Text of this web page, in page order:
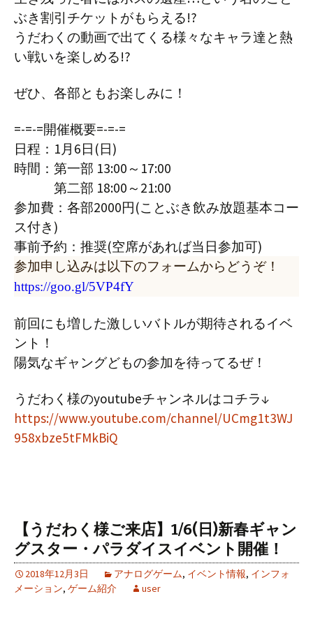
ぶき割引チケットがもらえる!?
うだわくの動画で出てくる様々なキャラ達と熱
い戦いを楽しめる!?
ぜひ、各部ともお楽しみに！
=-=-=開催概要=-=-=
日程：1月6日(日)
時間：第一部 13:00～17:00
第二部 18:00～21:00
参加費：各部2000円(ことぶき飲み放題基本コー
ス付き)
事前予約：推奨(空席があれば当日参加可)
参加申し込みは以下のフォームからどうぞ！
https://goo.gl/5VP4fY
前回にも増した激しいバトルが期待されるイベ
ント！
陽気なギャングどもの参加を待ってるぜ！
うだわく様のyoutubeチャンネルはコチラ↓
https://www.youtube.com/channel/UCmg1t3WJ
958xbze5tFMkBiQ
【うだわく様ご来店】1/6(日)新春ギャン
グスター・パラダイスイベント開催！
2018年12月3日 アナログゲーム, イベント情報, インフォ
メーション, ゲーム紹介 user